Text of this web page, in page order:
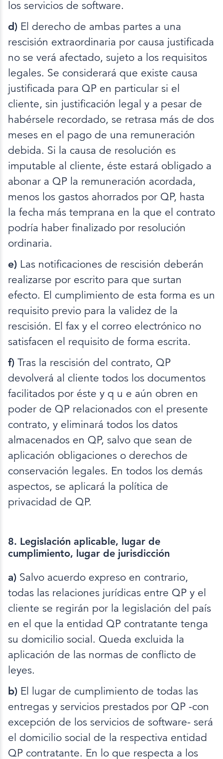
los servicios de software.
d) El derecho de ambas partes a una
rescisión extraordinaria por causa justificada
no se verá afectado, sujeto a los requisitos
legales. Se considerará que existe causa
justificada para QP en particular si el
cliente, sin justificación legal y a pesar de
habérsele recordado, se retrasa más de dos
meses en el pago de una remuneración
debida. Si la causa de resolución es
imputable al cliente, éste estará obligado a
abonar a QP la remuneración acordada,
menos los gastos ahorrados por QP, hasta
la fecha más temprana en la que el contrato
podría haber finalizado por resolución
ordinaria.
e) Las notificaciones de rescisión deberán
realizarse por escrito para que surtan
efecto. El cumplimiento de esta forma es un
requisito previo para la validez de la
rescisión. El fax y el correo electrónico no
satisfacen el requisito de forma escrita.
f) Tras la rescisión del contrato, QP
devolverá al cliente todos los documentos
facilitados por éste y q u e aún obren en
poder de QP relacionados con el presente
contrato, y eliminará todos los datos
almacenados en QP, salvo que sean de
aplicación obligaciones o derechos de
conservación legales. En todos los demás
aspectos, se aplicará la política de
privacidad de QP.
8. Legislación aplicable, lugar de
cumplimiento, lugar de jurisdicción
a) Salvo acuerdo expreso en contrario,
todas las relaciones jurídicas entre QP y el
cliente se regirán por la legislación del país
en el que la entidad QP contratante tenga
su domicilio social. Queda excluida la
aplicación de las normas de conflicto de
leyes.
b) El lugar de cumplimiento de todas las
entregas y servicios prestados por QP -con
excepción de los servicios de software- será
el domicilio social de la respectiva entidad
QP contratante. En lo que respecta a los